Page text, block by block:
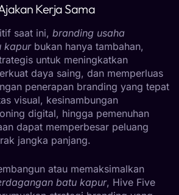
Kerja Sama
saat ini, branding usaha
kapurbukan hanya tambahan,
untuk meningkatkan
daya saing, dan memperluas
penerapan branding yang tepat
visual, kesinambungan
digital, hingga pemenuhan
dapat memperbesar peluang
jangka panjang.
atau memaksimalkan
batu kapur, Hive Five